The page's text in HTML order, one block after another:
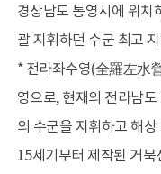
전
해
교
학
전시관
목
경상남도 통영시에 위치
괄 지휘하던 수군 최고
* 전라좌수영(全羅左水
영으로, 현재의 전라남
의 수군을 지휘하고 해
15세기부터 제작된 거